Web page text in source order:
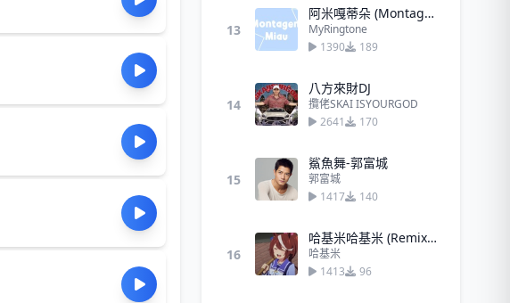
13
阿米嘎蒂朵 (Montagem Miau)挖你的鼻孔喵喵
MyRingtone
1390
189
14
八方來財DJ
攬佬SKAI ISYOURGOD
2641
170
15
鯊魚舞-郭富城
郭富城
1417
140
16
哈基米哈基米 (Remix) - 哈基米
哈基米
1413
96